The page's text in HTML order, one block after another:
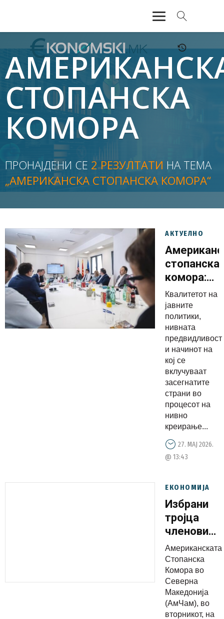
АКТУЕЛНО
ЕКОНОМИЈА
ФИНАНСИИ
БАНКАРСТВО
ЖИВОТ
МОЗАИК
СТОПАНСКА
КОМОРА
ПРОНАЈДЕНИ СЕ 2 РЕЗУЛТАТИ НА ТЕМА
„АМЕРИКАНСКА СТОПАНСКА КОМОРА“
АКТУЕЛНО
стопанска
комора:
јавни
политики
се
предуслов
за
посилна
и
Квалитетот на
јавните
политики,
нивната
предвидливост
и начинот на
кој се
вклучуваат
засегнатите
страни во
процесот на
нивно
креирање...
27. МАЈ 2026.
@ 13:43
ЕКОНОМИЈА
Избрани
тројца
членови
на
Одборот
на
директори
на АмЧам
и
Американската
Стопанска
Комора во
Северна
Македонија
(АмЧам), во
вторникот, на